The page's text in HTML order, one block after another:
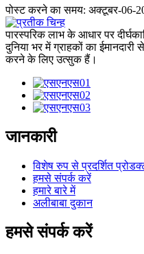
पोस्ट करने का समय: अक्टूबर-06-
पारस्परिक लाभ के आधार पर
दुनिया भर में ग्राहकों का
करने के लिए उत्सुक हैं।
जानकारी
विशेष रुप से प्रदर्शित
हमसे संपर्क करें
हमारे बारे में
अलीबाबा दुकान
हमसे संपर्क करें